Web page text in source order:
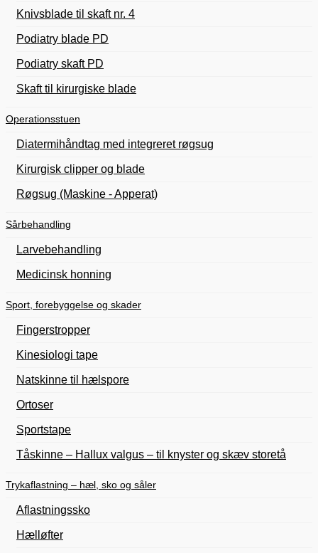
Knivsblade til skaft nr. 4
Podiatry blade PD
Podiatry skaft PD
Skaft til kirurgiske blade
Operationsstuen
Diatermihåndtag med integreret røgsug
Kirurgisk clipper og blade
Røgsug (Maskine - Apperat)
Sårbehandling
Larvebehandling
Medicinsk honning
Sport, forebyggelse og skader
Fingerstropper
Kinesiologi tape
Natskinne til hælspore
Ortoser
Sportstape
Tåskinne – Hallux valgus – til knyster og skæv storetå
Trykaflastning – hæl, sko og såler
Aflastningssko
Hælløfter